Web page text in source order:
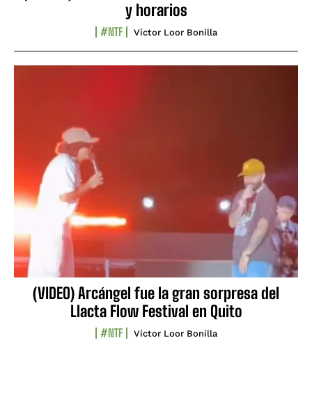
y horarios
#NTF Víctor Loor Bonilla
(VIDEO) Arcángel fue la gran sorpresa del
Llacta Flow Festival en Quito
#NTF Víctor Loor Bonilla